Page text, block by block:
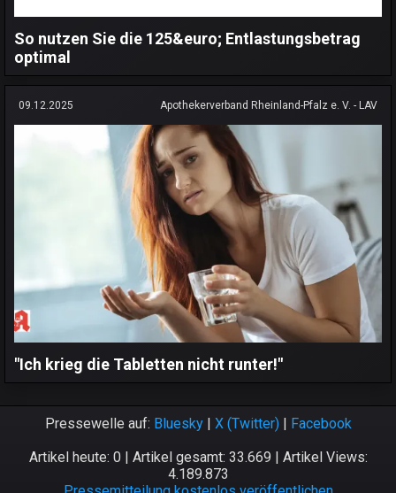
So nutzen Sie die 125&euro; Entlastungsbetrag
optimal
09.12.2025 Apothekerverband Rheinland-Pfalz e. V. - LAV
"Ich krieg die Tabletten nicht runter!"
Pressewelle auf: Bluesky| X (Twitter)| Facebook
Artikel heute: 0 | Artikel gesamt: 33.669 | Artikel Views:
4.189.873